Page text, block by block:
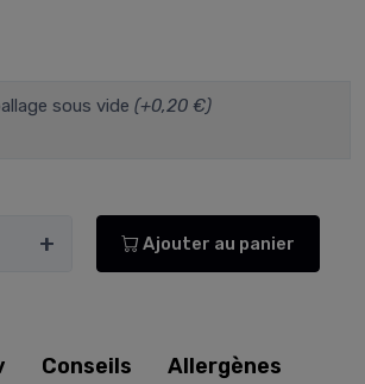
sous vide (+0,20 €)
+ Ajouter au panier
Conseils Allergènes